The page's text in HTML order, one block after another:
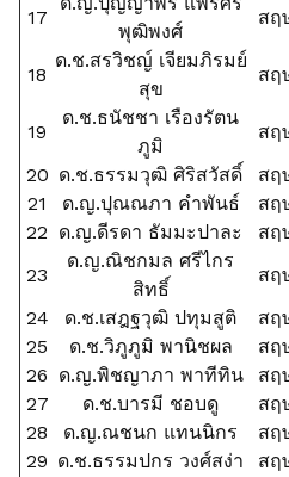
17
พุฒิพงศ์
สฤ
18
ด.ช.สรวิชญ์ เจียมภิรมย์
สุข
สฤ
19
ด.ช.ธนัชชา เรืองรัตน
ภูมิ
สฤ
20 ด.ช.ธรรมวุฒิ ศิริสวัสดิ์ สฤ
21
ด.ญ.ปุณณภา คำพันธ์ สฤ
22 ด.ญ.ดีรดา ธัมมะปาละ สฤ
23
ด.ญ.ณิชกมล ศรีไกร
สิทธิ์
สฤ
24
ด.ช.เสฎฐวุฒิ ปทุมสูติ สฤ
25
ด.ช.วิภูภูมิ พานิชผล สฤ
26 ด.ญ.พิชญาภา พาทีทิน สฤ
27
ด.ช.บารมี ชอบดู สฤ
28
ด.ญ.ณชนก แทนนิกร สฤ
29 ด.ช.ธรรมปกร วงศ์สง่า สฤ